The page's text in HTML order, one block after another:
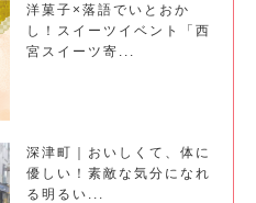
洋菓子×落語でいとおか
し！スイーツイベント「西
宮スイーツ寄...
深津町｜おいしくて、体に
優しい！素敵な気分になれ
る明るい...